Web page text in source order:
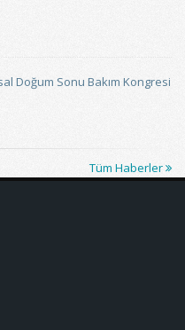
Doğum Sonu Bakım Kongresi
Tüm Haberler